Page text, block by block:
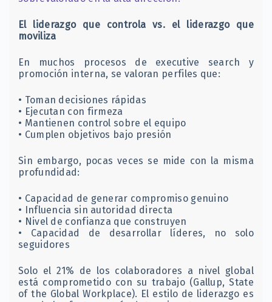
El liderazgo que controla vs. el liderazgo que
moviliza
En muchos procesos de executive search y
promoción interna, se valoran perfiles que:
• Toman decisiones rápidas
• Ejecutan con firmeza
• Mantienen control sobre el equipo
• Cumplen objetivos bajo presión
Sin embargo, pocas veces se mide con la misma
profundidad:
• Capacidad de generar compromiso genuino
• Influencia sin autoridad directa
• Nivel de confianza que construyen
• Capacidad de desarrollar líderes, no solo
seguidores
Solo el 21% de los colaboradores a nivel global
está comprometido con su trabajo (Gallup, State
of the Global Workplace). El estilo de liderazgo es